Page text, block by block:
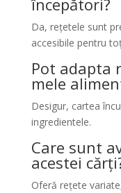
începători?
Da, rețetele sunt
accesibile pentru
Pot adapta
mele
Desigur, cartea
ingredientele.
Care sunt
acestei
Oferă rețete